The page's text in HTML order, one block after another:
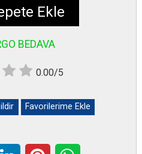
Ekle
BEDAVA
0.00/5
Favorilerime Ekle